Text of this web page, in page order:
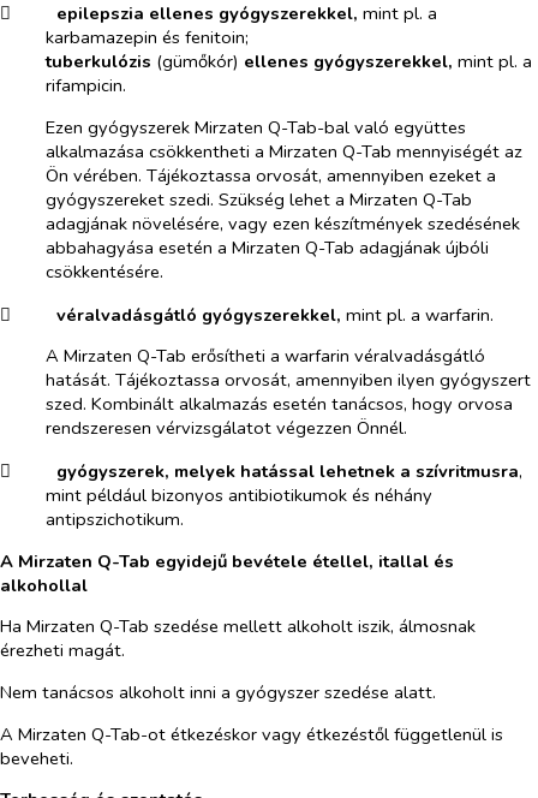
​
epilepszia ellenes gyógyszerekkel, mint pl. a
karbamazepin és fenitoin;
tuberkulózis (gümőkór) ellenes gyógyszerekkel, mint pl. a
rifampicin.
Ezen gyógyszerek Mirzaten Q-Tab-bal való együttes
alkalmazása csökkentheti a Mirzaten Q-Tab mennyiségét az
Ön vérében. Tájékoztassa orvosát, amennyiben ezeket a
gyógyszereket szedi. Szükség lehet a Mirzaten Q-Tab
adagjának növelésére, vagy ezen készítmények szedésének
abbahagyása esetén a Mirzaten Q-Tab adagjának újbóli
csökkentésére.
​
véralvadásgátló gyógyszerekkel, mint pl. a warfarin.
A Mirzaten Q-Tab erősítheti a warfarin véralvadásgátló
hatását. Tájékoztassa orvosát, amennyiben ilyen gyógyszert
szed. Kombinált alkalmazás esetén tanácsos, hogy orvosa
rendszeresen vérvizsgálatot végezzen Önnél.
​
gyógyszerek, melyek hatással lehetnek a szívritmusra,
mint például bizonyos antibiotikumok és néhány
antipszichotikum.
A Mirzaten Q-Tab egyidejű bevétele étellel, itallal és
alkohollal
Ha Mirzaten Q-Tab szedése mellett alkoholt iszik, álmosnak
érezheti magát.
Nem tanácsos alkoholt inni a gyógyszer szedése alatt.
A Mirzaten Q-Tab-ot étkezéskor vagy étkezéstől függetlenül is
beveheti.